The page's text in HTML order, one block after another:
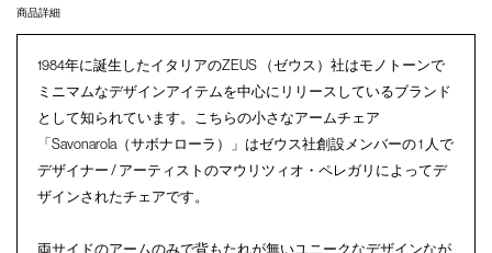
商品詳細
1984年に誕生したイタリアのZEUS （ゼウス）社はモノトーンで
ミニマムなデザインアイテムを中心にリリースしているブランド
として知られています。こちらの小さなアームチェア
「Savonarola（サボナローラ）」はゼウス社創設メンバーの 1 人で
デザイナー / アーティストのマウリツィオ・ペレガリによってデ
ザインされたチェアです。
両サイドのアームのみで背もたれが無いユニークなデザインなが